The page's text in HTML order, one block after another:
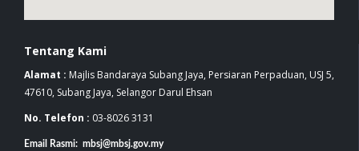
Tentang Kami
Alamat : Majlis Bandaraya Subang Jaya, Persiaran Perpaduan, USJ 5,
47610, Subang Jaya, Selangor Darul Ehsan
No. Telefon : 03-8026 3131
Email Rasmi: mbsj@mbsj.gov.my